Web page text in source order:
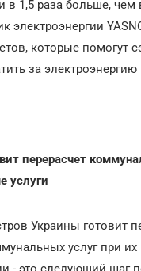
в 1,5 раза больше, чем
электроэнергии
которые помогут
за
перерасчет
услуги
Украины готовит
услуг при их